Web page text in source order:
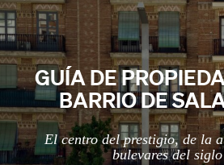
GUÍA DE
BARRIO DE
El centro del prestigio, de la
bulevares del